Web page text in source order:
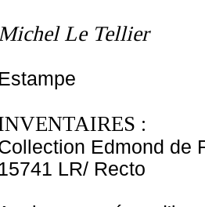
Le Tellier
Estampe
:
Edmond de
15741 LR/ Recto